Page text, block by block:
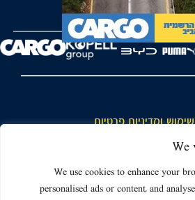
We
We use cookies to enhance your
personalised ads or content, and
ומדיניות פרטיות
באצטדיון ותנאי שימוש בכרטיסים
דרושים
צור קשר
בעוגיות (קוקיז) ובטכנולוגיות דומות.